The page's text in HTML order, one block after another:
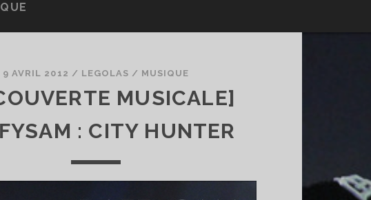
9 AVRIL 2012 / LEGOLAS / MUSIQUE
MUSICALE]
: CITY HUNTER